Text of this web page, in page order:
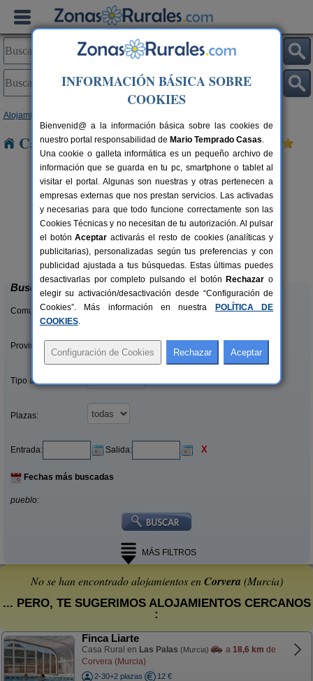
Alojamientos
Casas Rurales cerca de Corvera
2-12+2 pers.
desde20 €
Casas del Cortijo
Puerto Lumbreras (Murcia)
Buscar
Comunidades:
Provincias/Islas:
Tipo alquiler:
Plazas:
Entrada: Salida: X
Fechas más buscadas
pueblo:
MÁS FILTROS
No se han encontrado alojamientos enCorvera (Murcia)
... PERO, TE SUGERIMOS ALOJAMIENTOS CERCANOS
:
Finca Liarte
Casa Rural en Las Palas (Murcia) a 18,6 km de
Corvera (Murcia)
2-30+2 plazas
12 €
INFORMACIÓN BÁSICA SOBRE
COOKIES
Bienvenid@ a la información básica sobre las cookies de
nuestro portal responsabilidad de Mario Temprado Casas.
Una cookie o galleta informática es un pequeño archivo de
información que se guarda en tu pc, smartphone o tablet al
visitar el portal. Algunas son nuestras y otras pertenecen a
empresas externas que nos prestan servicios. Las activadas
y necesarias para que todo funcione correctamente son las
Cookies Técnicas y no necesitan de tu autorización. Al pulsar
el botónAceptar activarás el resto de cookies (analíticas y
publicitarias), personalizadas según tus preferencias y con
publicidad ajustada a tus búsquedas. Estas últimas puedes
desactivarlas por completo pulsando el botón Rechazar o
elegir su activación/desactivación desde “Configuración de
Cookies”. Más información en nuestra
POLÍTICA DE
COOKIES.